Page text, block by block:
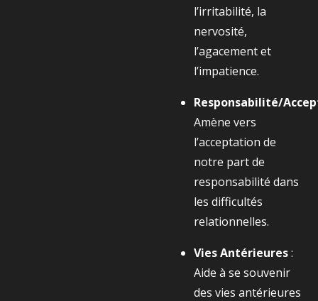
l’irritabilité, la
nervosité,
l’agacement et
l’impatience.
Responsabilité/
Amène vers
l’acceptation de
notre part de
responsabilité dans
les difficultés
relationnelles.
Vies Antérieures:
Aide à se souvenir
des vies antérieures